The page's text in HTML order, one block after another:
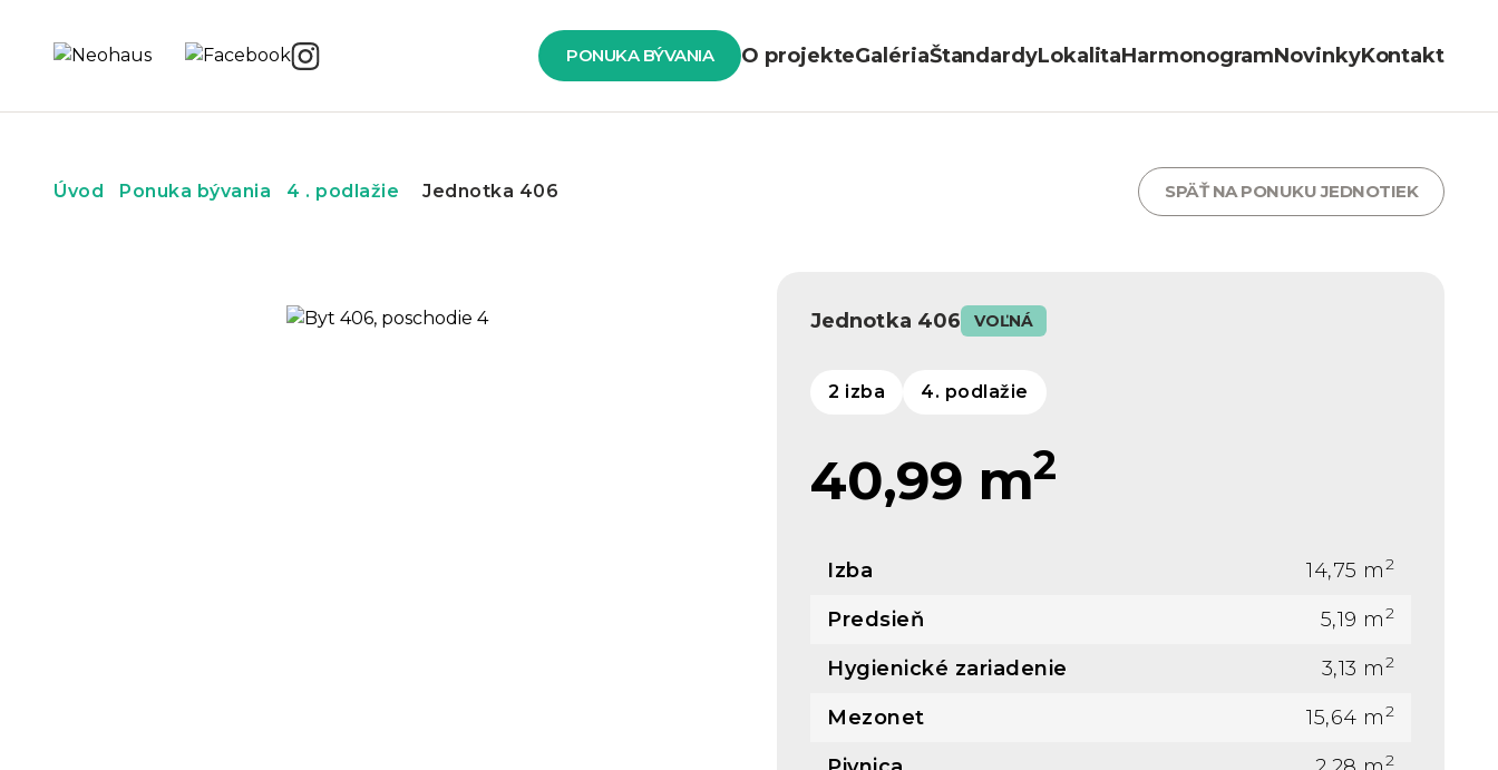
PONUKA BÝVANIA O projekteGalériaŠtandardyLokalitaHarmonogramNovinkyKontakt
Úvod Ponuka bývania 4 . podlažie Jednotka 406 SPÄŤ NA PONUKU JEDNOTIEK
Jednotka 406 VOĽNÁ
2 izba 4. podlažie
40,99 m2
Izba 14,75 m2
Predsieň 5,19 m2
Hygienické zariadenie 3,13 m2
Mezonet 15,64 m2
2